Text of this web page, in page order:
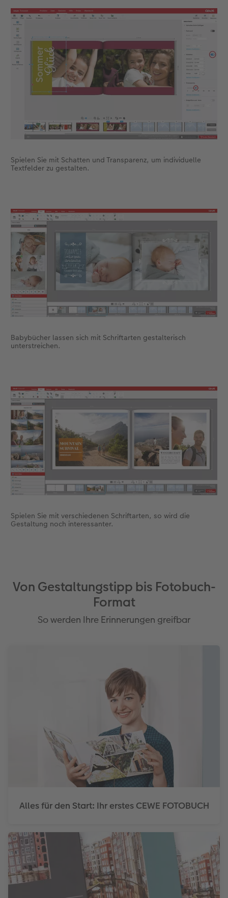
Spielen Sie mit Schatten und Transparenz, um individuelle
Textfelder zu gestalten.
Babybücher lassen sich mit Schriftarten gestalterisch
unterstreichen.
Spielen Sie mit verschiedenen Schriftarten, so wird die
Gestaltung noch interessanter.
Von Gestaltungstipp bis Fotobuch-
Format
So werden Ihre Erinnerungen greifbar
Alles für den Start: Ihr erstes CEWE FOTOBUCH